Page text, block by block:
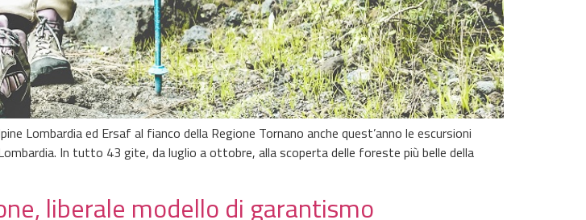
Lombardia ed Ersaf al fianco della Regione Tornano anche quest’anno le escursioni
In tutto 43 gite, da luglio a ottobre, alla scoperta delle foreste più belle della
liberale modello di garantismo